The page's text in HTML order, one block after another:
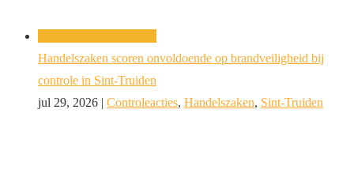
Handelszaken scoren onvoldoende op brandveiligheid bij
controle in Sint-Truiden
jul 29, 2026 | Controleacties, Handelszaken, Sint-Truiden